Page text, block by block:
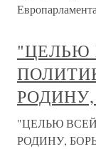
"ЦЕЛЬЮ
"ЦЕЛЬЮ
РОДИНУ,